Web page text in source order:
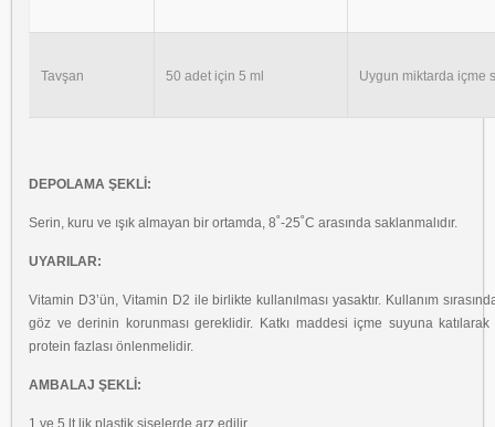
Tavşan 50 adet için 5 ml Uygun miktarda içme
DEPOLAMA ŞEKLİ:
Serin, kuru ve ışık almayan bir ortamda, 8˚-25˚C arasında saklanmalıdır.
UYARILAR:
Vitamin D3’ün, Vitamin D2 ile birlikte kullanılması yasaktır. Kullanım
göz ve derinin korunması gereklidir. Katkı maddesi içme suyuna
protein fazlası önlenmelidir.
AMBALAJ ŞEKLİ:
1 ve 5 lt.lik plastik şişelerde arz edilir.